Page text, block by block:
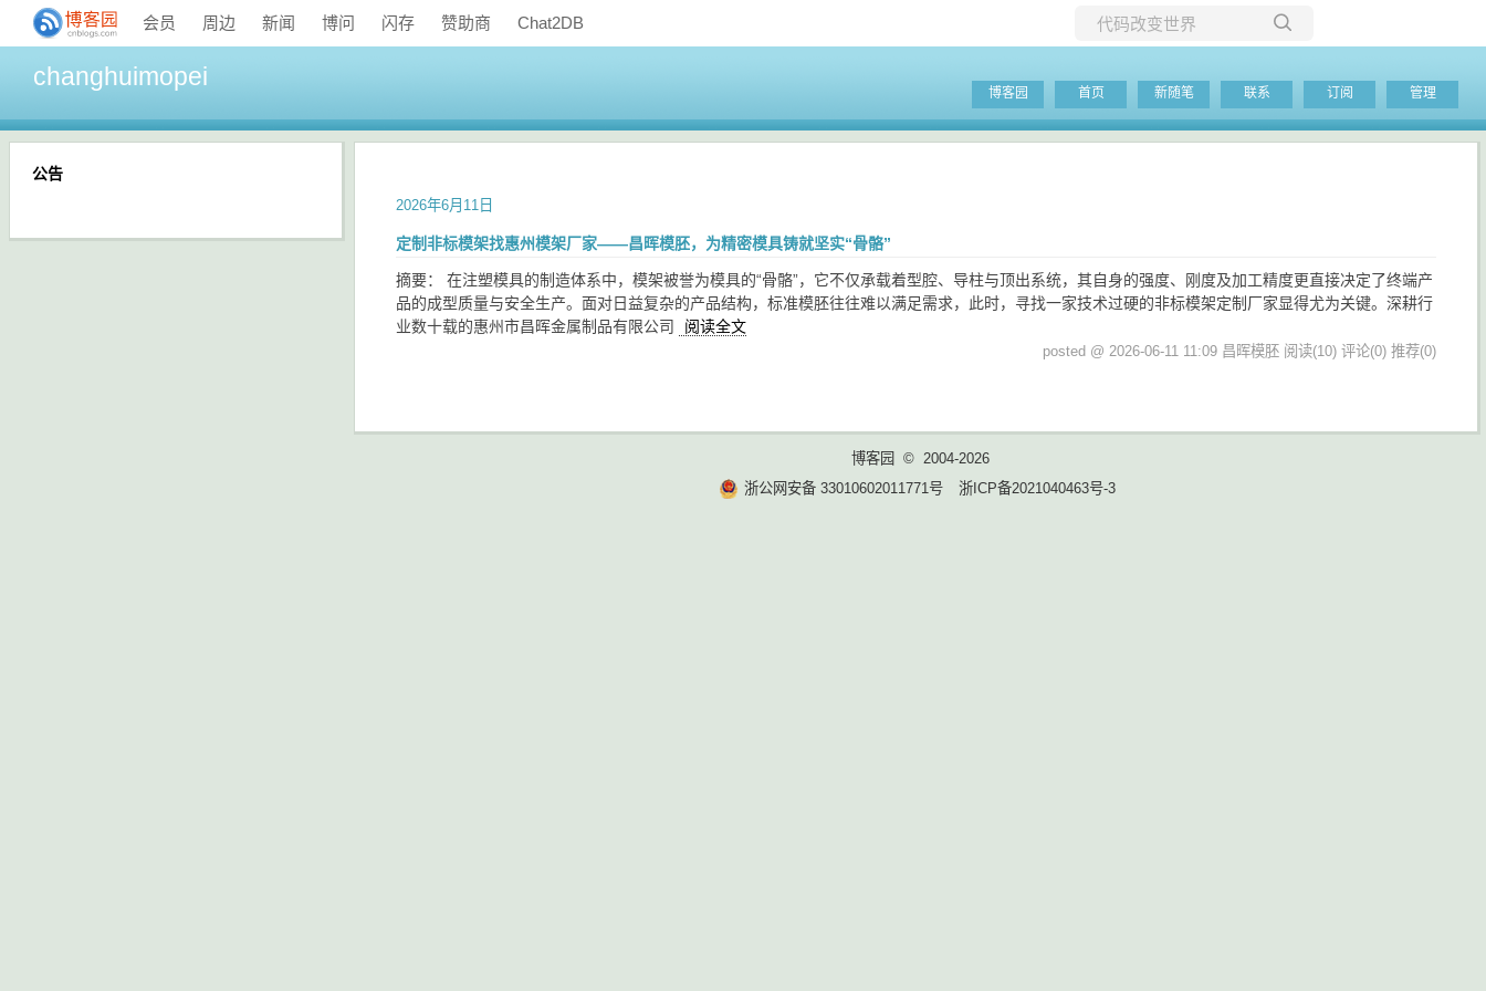
会员 周边 新闻 博问 闪存 赞助商 Chat2DB
当前博客
changhuimopei
博客园 首页 新随笔 联系 订阅 管理
2026年6月11日
定制非标模架找惠州模架厂家——昌晖模胚，为精密模具铸就坚实“骨骼”
摘要： 在注塑模具的制造体系中，模架被誉为模具的“骨骼”，它不仅承载着型腔、导柱与顶出系统，其自身的强度、刚度及加工精度更直接决定了终端产
品的成型质量与安全生产。面对日益复杂的产品结构，标准模胚往往难以满足需求，此时，寻找一家技术过硬的非标模架定制厂家显得尤为关键。深耕行
业数十载的惠州市昌晖金属制品有限公司
阅读全文
posted @ 2026-06-11 11:09 昌晖模胚 阅读(10) 评论(0) 推荐(0)
公告
博客园
© 2004-2026
浙公网安备 33010602011771号
浙ICP备2021040463号-3